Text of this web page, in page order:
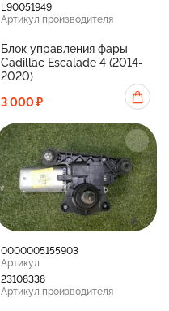
L90051949
Артикул производителя
Блок управления фары
Cadillac Escalade 4 (2014-
2020)
3 000 ₽
0000005155903
Артикул
23108338
Артикул производителя